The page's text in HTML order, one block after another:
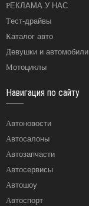
РЕКЛАМА У НАС
Тест-драйвы
Каталог авто
Девушки и автомобили
Мотоциклы
Навигация по сайту
Автоновости
Автосалоны
Автозапчасти
Автосервисы
Автошоу
Автоспорт